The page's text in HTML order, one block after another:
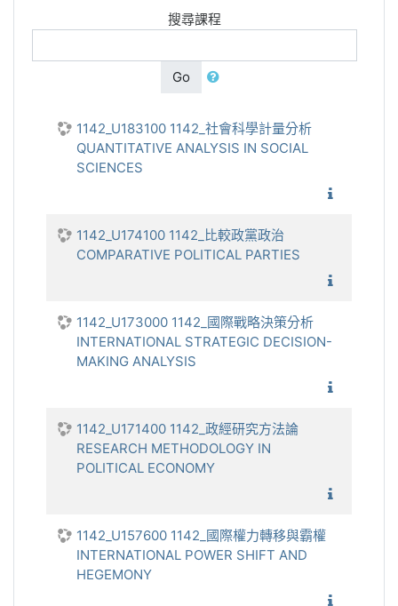
搜尋課程
Go
1142_U183100 1142_社會科學計量分析
QUANTITATIVE ANALYSIS IN SOCIAL
SCIENCES
1142_U174100 1142_比較政黨政治
COMPARATIVE POLITICAL PARTIES
1142_U173000 1142_國際戰略決策分析
INTERNATIONAL STRATEGIC DECISION-
MAKING ANALYSIS
1142_U171400 1142_政經研究方法論
RESEARCH METHODOLOGY IN
POLITICAL ECONOMY
1142_U157600 1142_國際權力轉移與霸權
INTERNATIONAL POWER SHIFT AND
HEGEMONY